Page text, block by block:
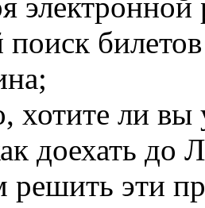
хотите ли
доехать
решить эти